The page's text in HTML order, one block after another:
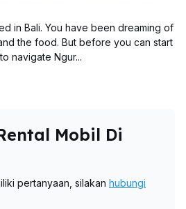
in Bali. You have been dreaming of
the food. But before you can start
navigate Ngur...
Mobil Di
pertanyaan, silakan hubungi